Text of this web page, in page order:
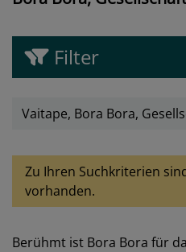
Filter
Vaitape, Bora Bora,
Zu Ihren Suchkriterien
vorhanden.
Berühmt ist Bora Bora für